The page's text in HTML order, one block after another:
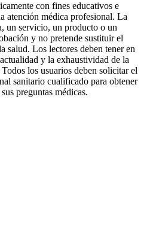
con fines educativos e
atención médica profesional. La
un servicio, un producto o un
y no pretende sustituir el
salud. Los lectores deben tener en
y la exhaustividad de la
los usuarios deben solicitar el
sanitario cualificado para obtener
preguntas médicas.